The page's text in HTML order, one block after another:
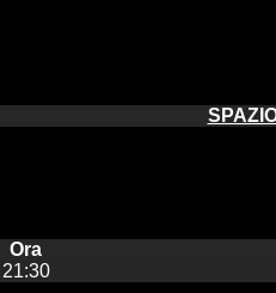
Ora
21:30